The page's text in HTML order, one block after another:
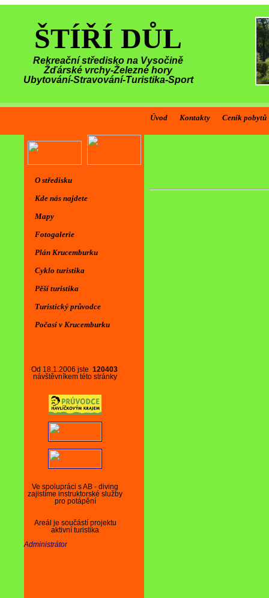
ŠTÍŘÍ DŮL
Rekreační středisko na Vysočině
Žďárské vrchy-Železné hory
Ubytování-Stravování-Turistika-Sport
Úvod Kontakty Ceník pobytů
Od 18.1.2006 jste 120403
návštěvníkem této stránky
Ve spolupráci s AB - diving
zajistíme instruktorské služby
pro potápění
Areál je součástí projektu
aktivní turistika
Administrátor
O středisku
Kde nás najdete
Mapy
Fotogalerie
Plán Krucemburku
Cyklo turistika
Pěší turistika
Turistický průvodce
Počasí v Krucemburku